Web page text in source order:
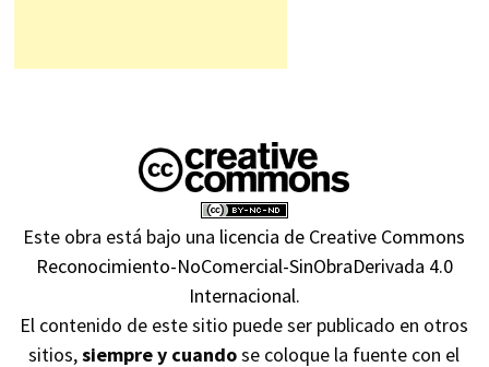
Este obra está bajo una licencia de Creative Commons
Reconocimiento-NoComercial-SinObraDerivada 4.0
Internacional.
El contenido de este sitio puede ser publicado en otros
sitios,siempre y cuandose coloque la fuente con el